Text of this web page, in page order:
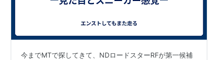
今までMTで探してきて、NDロードスターRFが第一候補